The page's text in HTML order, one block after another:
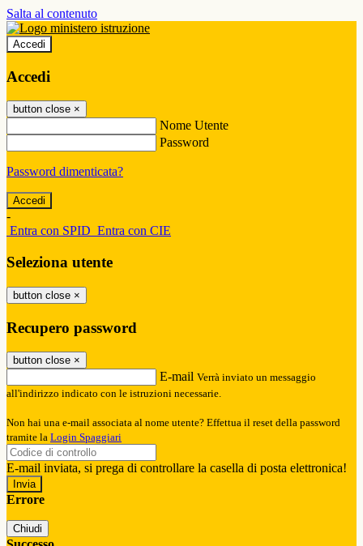
Salta al contenuto
Accedi
Accedi
button close ×
Nome Utente
Password
Password dimenticata?
-
Entra con SPID Entra con CIE
Seleziona utente
button close ×
Recupero password
button close ×
E-mail Verrà inviato un messaggio
all'indirizzo indicato con le istruzioni necessarie.
Non hai una e-mail associata al nome utente? Effettua il reset della password
tramite la Login Spaggiari
E-mail inviata, si prega di controllare la casella di posta elettronica!
Errore
Chiudi